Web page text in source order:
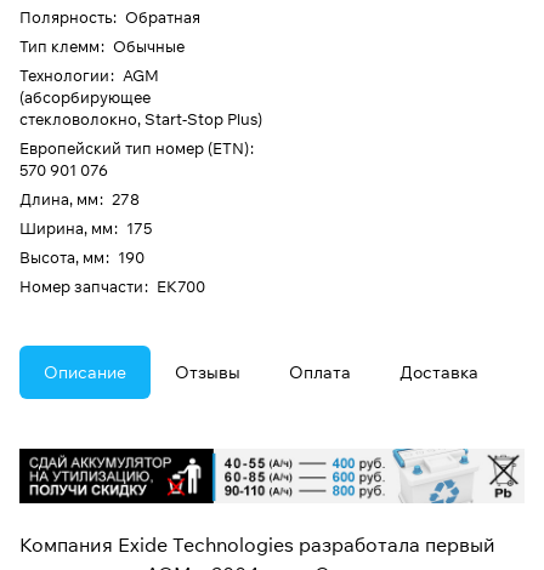
Полярность: Обратная
Тип клемм: Обычные
Технологии: AGM
(абсорбирующее
стекловолокно, Start-Stop Plus)
Европейский тип номер (ETN):
570 901 076
Длина, мм: 278
Ширина, мм: 175
Высота, мм: 190
Номер запчасти: EK700
Описание Отзывы Оплата Доставка
Компания Exide Technologies разработала первый